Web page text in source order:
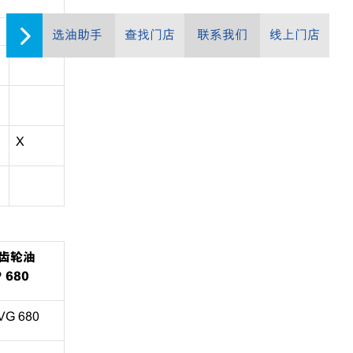
选油助手 查找门店 联系我们 线上门店
X
轮油
680
680